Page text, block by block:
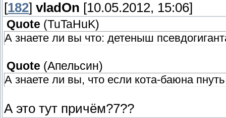
[182] vladOn [10.05.2012, 15:06]
Quote (TuTaHuK)
А знаете ли вы что: детеныш
Quote (Апельсин)
А знаете ли вы, что если кота-баюна
А это тут причём?7??